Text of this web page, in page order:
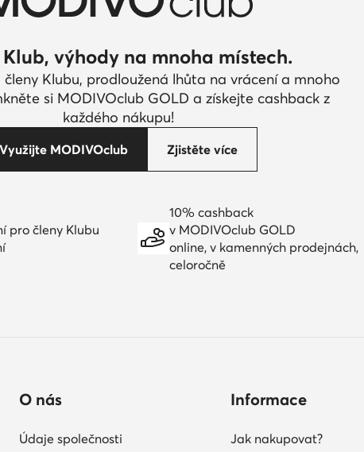
výhody na mnoha místech.
členy Klubu, prodloužená lhůta na vrácení a mnoho
si MODIVOclub GOLD a získejte cashback z
každého nákupu!
Využijte MODIVOclub Zjistěte více
pro členy Klubu
10% cashback
v MODIVOclub GOLD
online, v kamenných prodejnách,
celoročně
O nás
Údaje společnosti
Informace
Jak nakupovat?